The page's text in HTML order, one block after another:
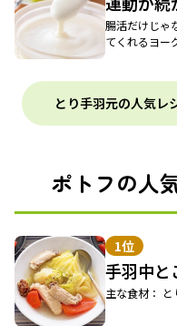
腸活だけじゃ
てくれるヨー
とり手羽元の人気レ
ポトフの人
1位
手羽中と
主な食材：